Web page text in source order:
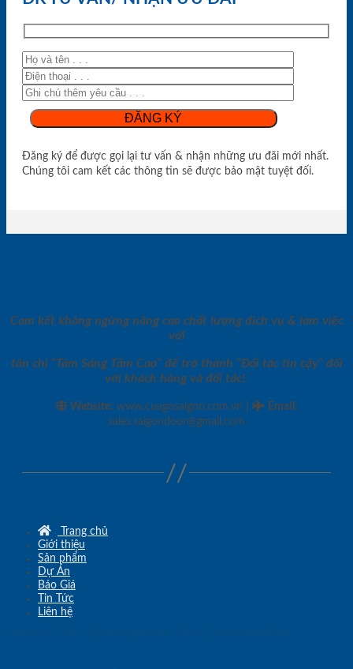
Đăng ký để được gọi lại tư vấn & nhận những ưu đãi mới nhất.
Chúng tôi cam kết các thông tin sẽ được bảo mật tuyệt đối.
Cam kết không ngừng nâng cao chất lượng dịch vụ & làm việc
với
tôn chỉ “Tâm Sáng Tầm Cao” để trở thành “Đối tác tin cậy” đối
với khách hàng và đối tác!.
Website: www.cuagosaigon.com.vn Email :
sales.saigondoor@gmail.com
Trang chủ
Giới thiệu
Sản phẩm
Dự Án
Báo Giá
Tin Tức
Liên hệ